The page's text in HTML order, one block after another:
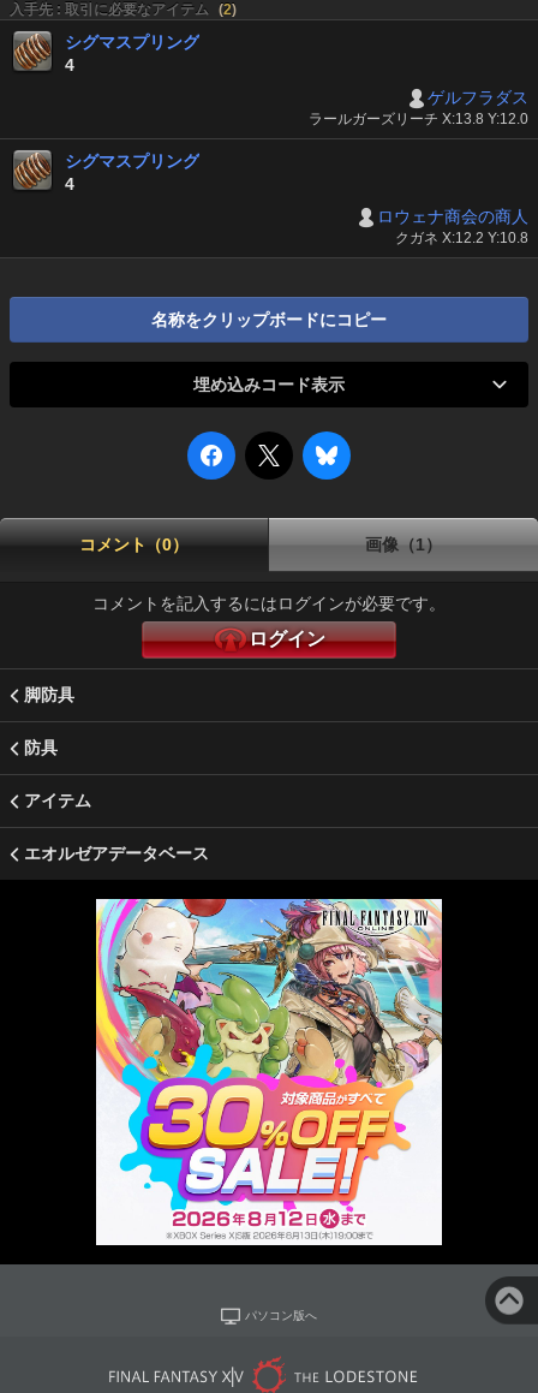
入手先 : 取引に必要なアイテム (2)
シグマスプリング
4
ゲルフラダス
ラールガーズリーチ X:13.8 Y:12.0
シグマスプリング
4
ロウェナ商会の商人
クガネ X:12.2 Y:10.8
名称をクリップボードにコピー
埋め込みコード表示
コメント（0） 画像（1）
コメントを記入するにはログインが必要です。
ログイン
脚防具
防具
アイテム
エオルゼアデータベース
パソコン版へ